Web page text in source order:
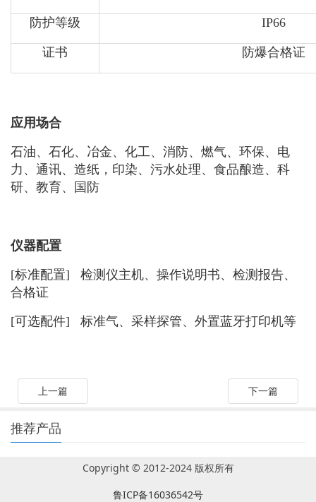
防护等级 IP66
证书 防爆合格证
应用场合
石油、石化、冶金、化工、消防、燃气、环保、电
力、通讯、造纸，印染、污水处理、食品酿造、科
研、教育、国防
仪器配置
[标准配置] 检测仪主机、操作说明书、检测报告、
合格证
[可选配件] 标准气、采样探管、外置蓝牙打印机等
上一篇 下一篇
推荐产品
Copyright © 2012-2024 版权所有
鲁ICP备16036542号